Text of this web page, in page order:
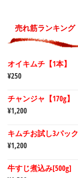
売れ筋ランキング
オイキムチ【1本】
¥250
チャンジャ【170g】
¥1,200
キムチお試し3パック
¥1,200
牛すじ煮込み[500g]